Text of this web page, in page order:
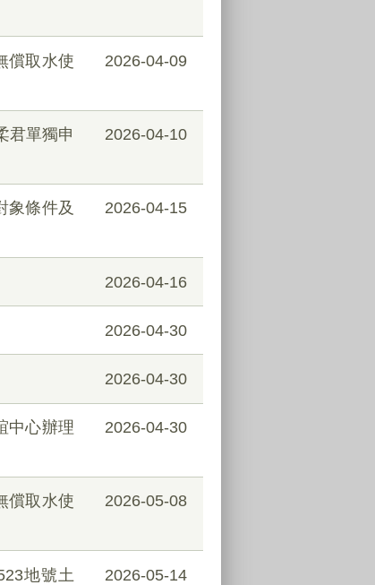
償取水使
2026-04-09
君單獨申
2026-04-10
象條件及
2026-04-15
2026-04-16
2026-04-30
2026-04-30
中心辦理
2026-04-30
償取水使
2026-05-08
地號土
2026-05-14